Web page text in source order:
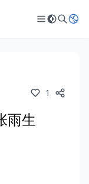
1
雨生